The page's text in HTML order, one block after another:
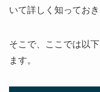
いて詳しく知ってお
そこで、ここでは以
ます。